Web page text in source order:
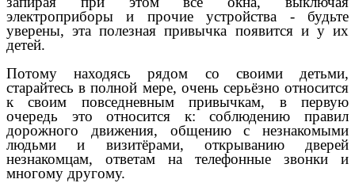
электроприборы и прочие устройства - будьте
уверены, эта полезная привычка появится и у их
детей.
Потому находясь рядом со своими детьми,
старайтесь в полной мере, очень серьёзно относится
к своим повседневным привычкам, в первую
очередь это относится к: соблюдению правил
дорожного движения, общению с незнакомыми
людьми и визитёрами, открыванию дверей
незнакомцам, ответам на телефонные звонки и
многому другому.